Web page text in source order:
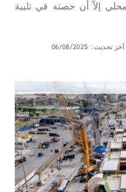
إلاّ أن حصته في تلبية
آخر تحديث: 06/08/2025